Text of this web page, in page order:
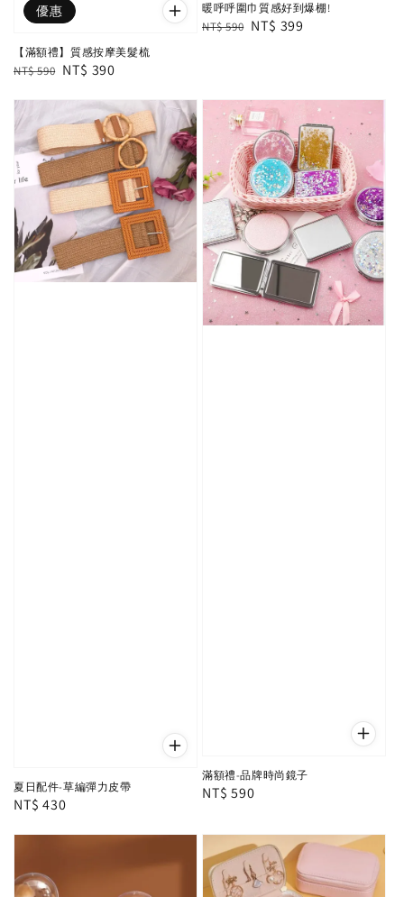
優惠
【滿額禮】質感按摩美髮梳
Regular
NT$ 590 Sale
NT$ 390
暖呼呼圍巾質感好到爆棚!
Regular
NT$ 590 Sale
NT$ 399
夏日配件-草編彈力皮帶
Regular
NT$ 430
滿額禮-品牌時尚鏡子
Regular
NT$ 590